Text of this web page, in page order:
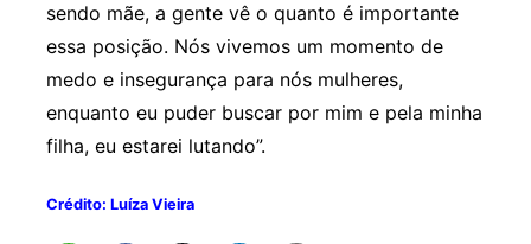
sendo mãe, a gente vê o quanto é importante
essa posição. Nós vivemos um momento de
medo e insegurança para nós mulheres,
enquanto eu puder buscar por mim e pela minha
filha, eu estarei lutando”.
Crédito: Luíza Vieira